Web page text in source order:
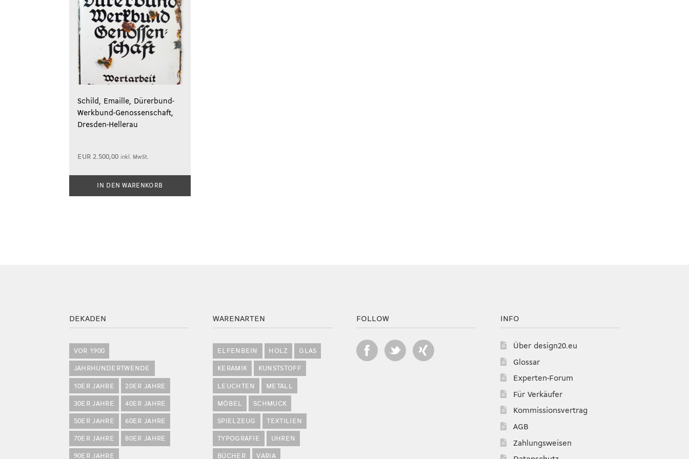
Schild, Emaille, Dürerbund-
Werkbund-Genossenschaft,
Dresden-Hellerau
EUR2.500,00 inkl. MwSt.
IN DEN WARENKORB
DEKADEN
VOR 1900
JAHRHUNDERTWENDE
10ER JAHRE 20ER JAHRE
30ER JAHRE 40ER JAHRE
50ER JAHRE 60ER JAHRE
70ER JAHRE 80ER JAHRE
90ER JAHRE
WARENARTEN
ELFENBEIN HOLZ GLAS
KERAMIK KUNSTSTOFF
LEUCHTEN METALL
MÖBEL SCHMUCK
SPIELZEUG TEXTILIEN
TYPOGRAFIE UHREN
BÜCHER VARIA
FOLLOW INFO
Über design20.eu
Glossar
Experten-Forum
Für Verkäufer
Kommissionsvertrag
AGB
Zahlungsweisen